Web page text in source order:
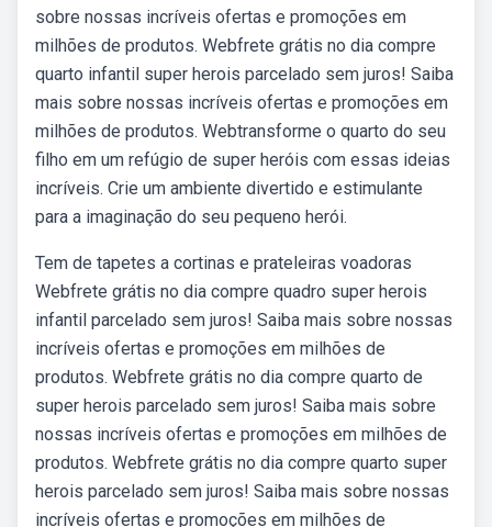
sobre nossas incríveis ofertas e promoções em
milhões de produtos. Webfrete grátis no dia compre
quarto infantil super herois parcelado sem juros! Saiba
mais sobre nossas incríveis ofertas e promoções em
milhões de produtos. Webtransforme o quarto do seu
filho em um refúgio de super heróis com essas ideias
incríveis. Crie um ambiente divertido e estimulante
para a imaginação do seu pequeno herói.
Tem de tapetes a cortinas e prateleiras voadoras
Webfrete grátis no dia compre quadro super herois
infantil parcelado sem juros! Saiba mais sobre nossas
incríveis ofertas e promoções em milhões de
produtos. Webfrete grátis no dia compre quarto de
super herois parcelado sem juros! Saiba mais sobre
nossas incríveis ofertas e promoções em milhões de
produtos. Webfrete grátis no dia compre quarto super
herois parcelado sem juros! Saiba mais sobre nossas
incríveis ofertas e promoções em milhões de